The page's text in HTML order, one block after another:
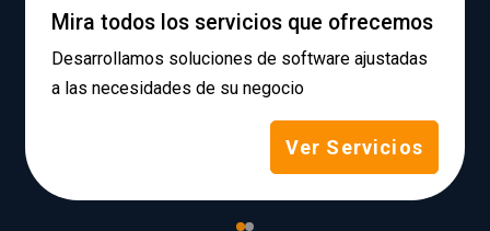
Mira todos los servicios que ofrecemos
Desarrollamos soluciones de software ajustadas
a las necesidades de su negocio
Ver Servicios